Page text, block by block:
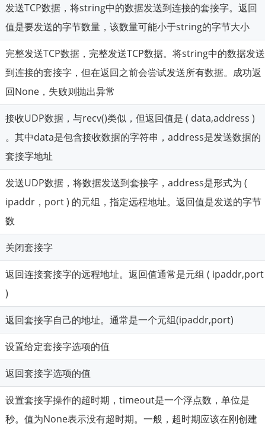
发送TCP数据，将string中的数据发送到连接的套接字。返回
值是要发送的字节数量，该数量可能小于string的字节大小
完整发送TCP数据，完整发送TCP数据。将string中的数据发送
到连接的套接字，但在返回之前会尝试发送所有数据。成功返
回None，失败则抛出异常
接收UDP数据，与recv()类似，但返回值是 ( data,address )
。其中data是包含接收数据的字符串，address是发送数据的
套接字地址
发送UDP数据，将数据发送到套接字，address是形式为 (
ipaddr，port ) 的元组，指定远程地址。返回值是发送的字节
数
关闭套接字
返回连接套接字的远程地址。返回值通常是元组 ( ipaddr,port
)
返回套接字自己的地址。通常是一个元组(ipaddr,port)
设置给定套接字选项的值
返回套接字选项的值
设置套接字操作的超时期，timeout是一个浮点数，单位是
秒。值为None表示没有超时期。一般，超时期应该在刚创建